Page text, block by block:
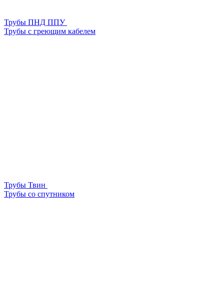
Трубы ПНД ППУ
Трубы с греющим кабелем
Трубы Твин
Трубы со спутником